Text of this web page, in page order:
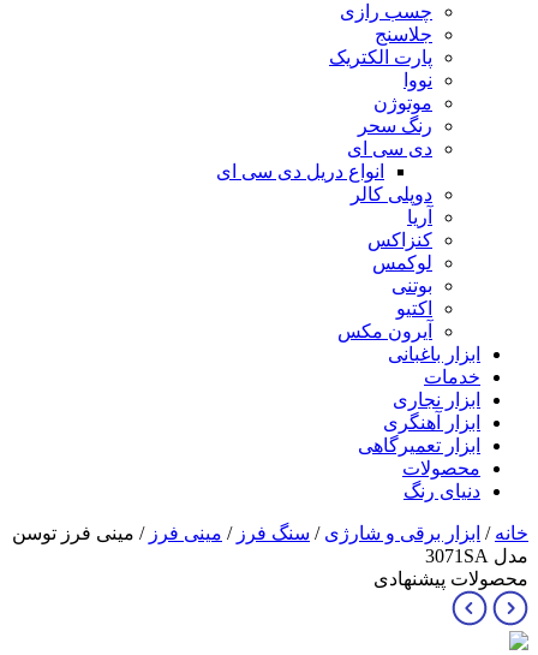
چسب رازی
جلاسنج
پارت الکتریک
نووا
موتوژن
رنگ سحر
دی سی ای
انواع دریل دی سی ای
دوپلی کالر
آریا
کنزاکس
لوکمس
بوتنی
اکتیو
آیرون مکس
ابزار باغبانی
خدمات
ابزار نجاری
ابزار آهنگری
ابزار تعمیرگاهی
محصولات
دنیای رنگ
خانه / ابزار برقی و شارژی / سنگ فرز / مینی فرز / مینی فرز توسن
مدل 3071SA
محصولات پیشنهادی